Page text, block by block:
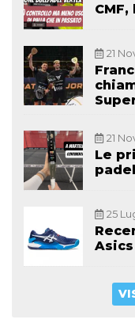
21
21
Le
padel
25